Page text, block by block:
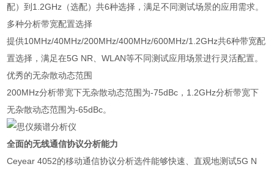
配）到1.2GHz（选配）共6种选择，满足不同测试场景的应用需求。
多种分析带宽配置选择
提供10MHz/40MHz/200MHz/400MHz/600MHz/1.2GHz共6种带宽配
置选择，满足在5G NR、WLAN等不同测试应用场景进行灵活配置。
优秀的无杂散动态范围
200MHz分析带宽下无杂散动态范围为-75dBc，1.2GHz分析带宽下
无杂散动态范围为-65dBc。
全面的无线通信协议分析能力
Ceyear 4052的移动通信协议分析选件能够快速、直观地测试5G N